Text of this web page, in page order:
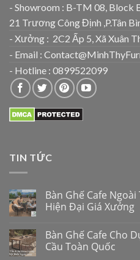
- Showroom : B-TM 08, Block
21 Trương Công Định ,P.Tân
- Xưởng : 2C2 Ấp 5, Xã Xuân
- Email :
- Hotline : 0899522099
TIN TỨC
Bàn Ghế Cafe
Hiện Đại Giá Xưởng
Bàn Ghế Cafe Cho
Cầu Toàn Quốc